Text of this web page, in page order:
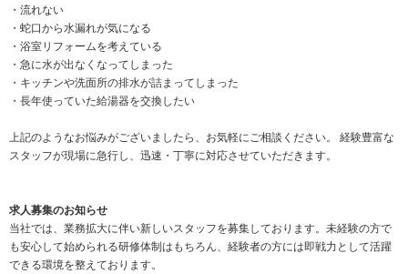
・流れない
・蛇口から水漏れが気になる
・浴室リフォームを考えている
・急に水が出なくなってしまった
・キッチンや洗面所の排水が詰まってしまった
・長年使っていた給湯器を交換したい
上記のようなお悩みがございましたら、お気軽にご相談ください。 経験豊富な
スタッフが現場に急行し、迅速・丁寧に対応させていただきます。
求人募集のお知らせ
当社では、業務拡大に伴い新しいスタッフを募集しております。未経験の方で
も安心して始められる研修体制はもちろん、経験者の方には即戦力として活躍
できる環境を整えております。